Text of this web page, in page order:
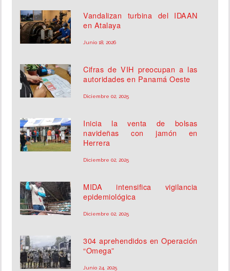
Vandalizan turbina del IDAAN
en Atalaya
Junio 18, 2026
Cifras de VIH preocupan a las
autoridades en Panamá Oeste
Diciembre 02, 2025
Inicia la venta de bolsas
navideñas con jamón en
Herrera
Diciembre 02, 2025
MIDA intensifica vigilancia
epidemiológica
Diciembre 02, 2025
304 aprehendidos en Operación
“Omega”
Junio 24, 2025